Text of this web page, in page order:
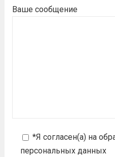
Ваше сообщение
*Я согласен(а) на
персональных данных